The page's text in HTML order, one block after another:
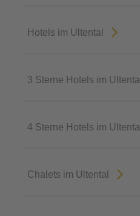
Hotels im Ultental
3 Sterne Hotels im Ultental
4 Sterne Hotels im Ultental
Chalets im Ultental